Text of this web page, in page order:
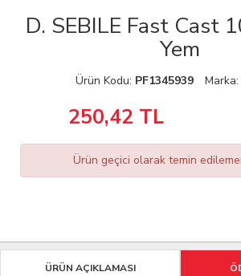
D. SEBILE Fast Cast
Yem
Ürün Kodu: PF1345939 Marka:
250,42 TL
Ürün geçici olarak temin
ÜRÜN AÇIKLAMASI